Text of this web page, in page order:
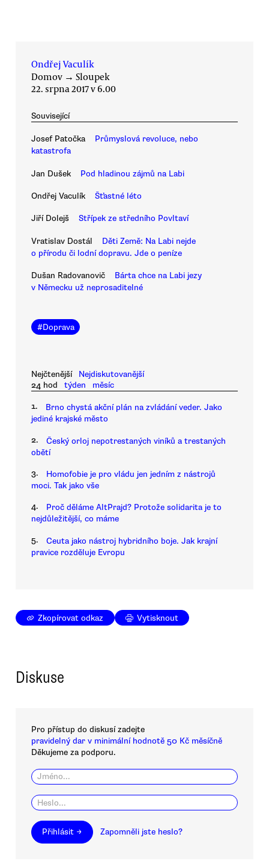
Ondřej Vaculík
Domov → Sloupek
22. srpna 2017 v 6.00
Související
Josef Patočka
Průmyslová revoluce, nebo
katastrofa
Jan Dušek Pod hladinou zájmů na Labi
Ondřej Vaculík Šťastné léto
Jiří Dolejš Střípek ze středního Povltaví
Vratislav Dostál
Děti Země: Na Labi nejde
o přírodu či lodní dopravu. Jde o peníze
Dušan Radovanovič
Bárta chce na Labi jezy
v Německu už neprosaditelné
#Doprava
Nejčtenější
Nejdiskutovanější
24 hod
týden měsíc
1.
Brno chystá akční plán na zvládání veder. Jako
jediné krajské město
2.
Český orloj nepotrestaných viníků a trestaných
obětí
3.
Homofobie je pro vládu jen jedním z nástrojů
moci. Tak jako vše
4.
Proč děláme AltPrajd? Protože solidarita je to
nejdůležitější, co máme
5.
Ceuta jako nástroj hybridního boje. Jak krajní
pravice rozděluje Evropu
Zkopírovat odkaz Vytisknout
Diskuse
Pro přístup do diskusí zadejte
pravidelný dar v minimální hodnotě 50 Kč měsíčně
Děkujeme za podporu.
Přihlásit → Zapomněli jste heslo?